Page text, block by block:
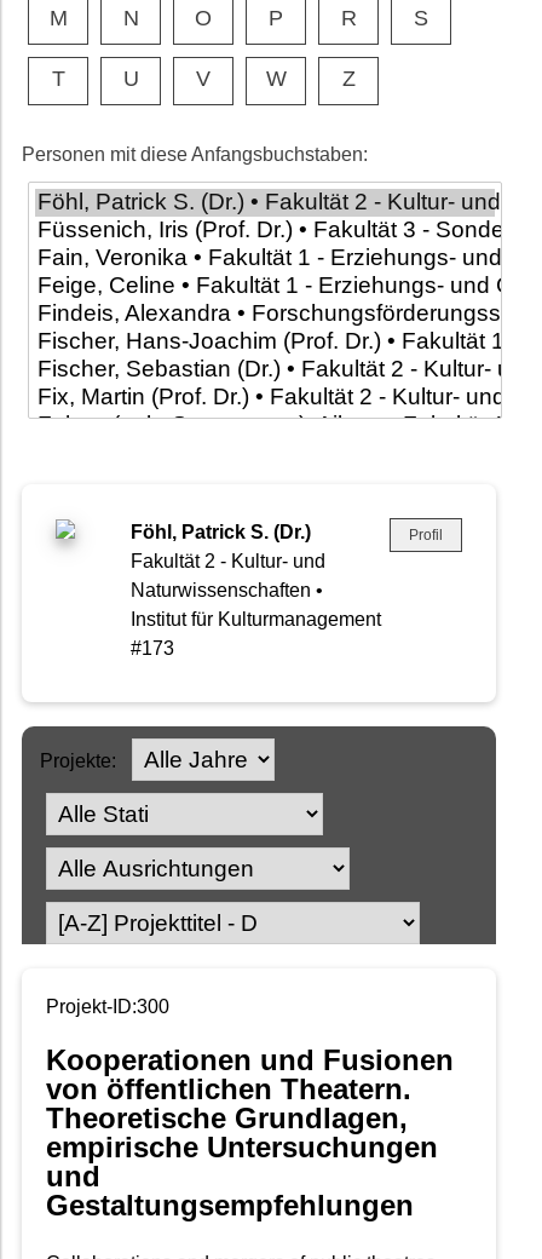
M N O P R S
T U V W Z
Personen mit diese Anfangsbuchstaben:
Föhl, Patrick S. (Dr.)
Fakultät 2 - Kultur- und
Naturwissenschaften •
Institut für Kulturmanagement
#173
Profil
Projekte:
Projekt-ID:300
Kooperationen und Fusionen
von öffentlichen Theatern.
Theoretische Grundlagen,
empirische Untersuchungen
und
Gestaltungsempfehlungen